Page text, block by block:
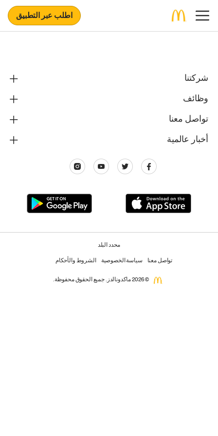
اطلب عبر التطبيق
شركتنا
وظائف
تواصل معنا
أخبار عالمية
محدد البلد
تواصل معنا سياسة الخصوصية الشروط والأحكام
© 2026 ماكدونالدز. جميع الحقوق محفوظة.